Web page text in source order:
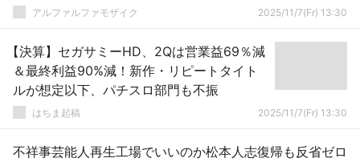
アルファルファモザイク 2025/11/7(Fr) 13:30
【決算】セガサミーHD、2Qは営業益69％減
＆最終利益90%減！新作・リピートタイト
ルが想定以下、パチスロ部門も不振
はちま起稿 2025/11/7(Fr) 13:30
不祥事芸能人再生工場でいいのか松本人志復帰も反省ゼロ